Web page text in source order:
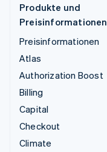
Produkte und
Preisinformationen
Preisinformationen
Atlas
Authorization Boost
Billing
Capital
Checkout
Climate